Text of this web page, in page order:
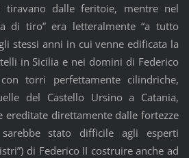
tiravano dalle feritoie, mentre nel
di tiro” era letteralmente “a tutto
stessi anni in cui venne edificata la
in Sicilia e nei domini di Federico
torri perfettamente cilindriche,
del Castello Ursino a Catania,
ereditate direttamente dalle fortezze
stato difficile agli esperti
di Federico II costruire anche ad